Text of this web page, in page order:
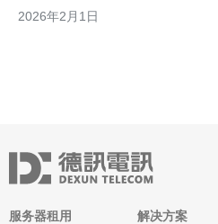
青睐，尤其是在中小企业领域。整
2026年2月1日
服务器租用 解决方案